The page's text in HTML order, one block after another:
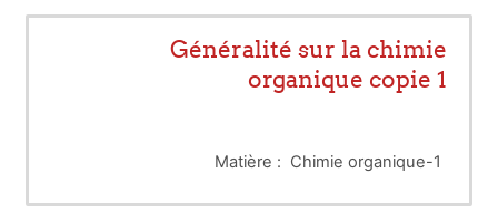
Généralité sur la chimie
organique copie 1
Matière : Chimie organique-1